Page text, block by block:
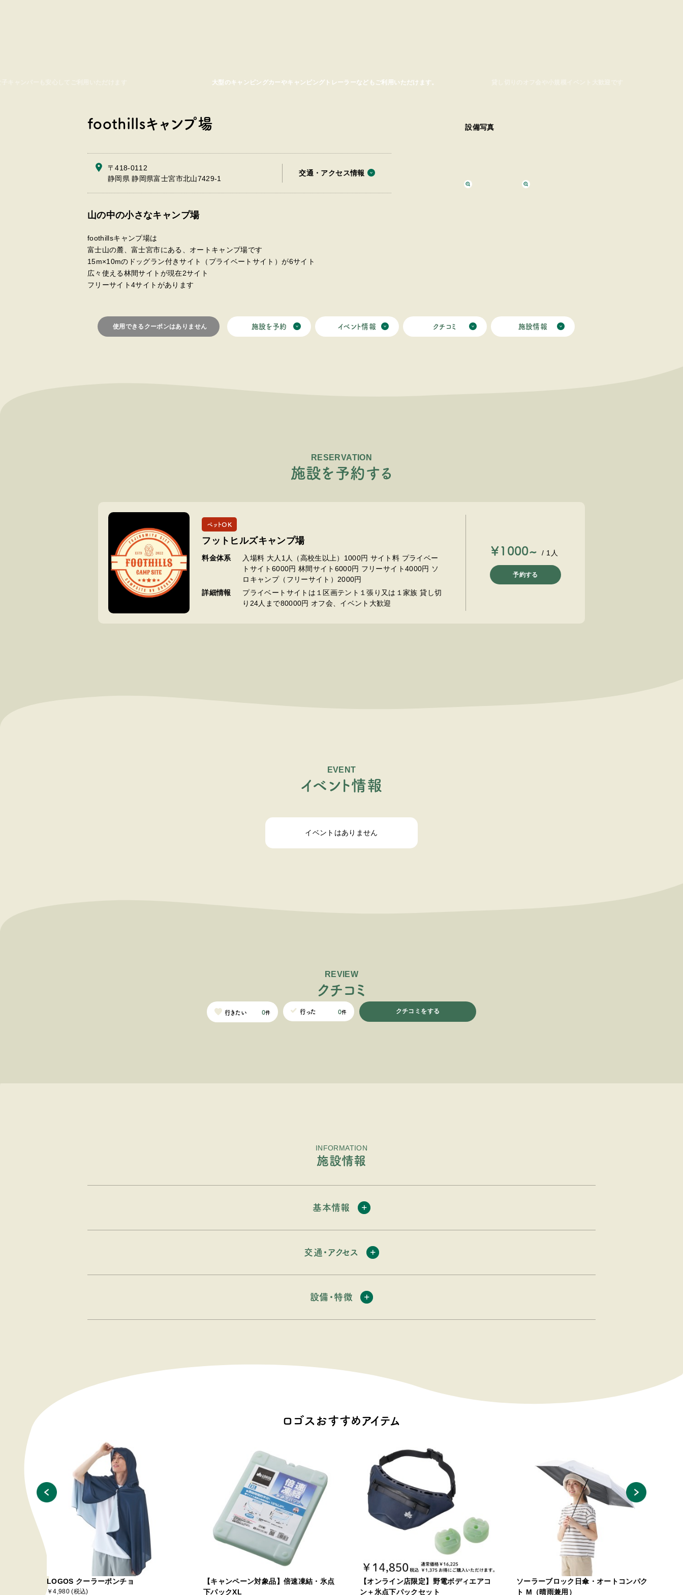
貸し切りのオフ会や小規模イベント大歓迎です
foothillsキャンプ場
施設を予約 イベント情報 クチコミ 施設情報
使用できるクーポンはありません
〒418-0112
静岡県 静岡県富士宮市北山7429-1
交通・アクセス情報
山の中の小さなキャンプ場
foothillsキャンプ場は
富士山の麓、富士宮市にある、オートキャンプ場です
15m×10mのドッグラン付きサイト（プライベートサイト）が6サイト
広々使える林間サイトが現在2サイト
フリーサイト4サイトがあります
設備写真
RESERVATION
施設を予約する
ペットOK
フットヒルズキャンプ場
料金体系
入場料 大人1人（高校生以上）1000円 サイト料 プライベー
トサイト6000円 林間サイト6000円 フリーサイト4000円 ソ
ロキャンプ（フリーサイト）2000円
詳細情報
プライベートサイトは１区画テント１張り又は１家族 貸し切
り24人まで80000円 オフ会、イベント大歓迎
￥1000~ / 1人
予約する
EVENT
イベ ン ト情報
イベントはありません
REVIEW
クチ コ ミ
行きたい 0件 行った 0件 クチコミをする
INFORMATION
施設情報
基本情報
交通・アクセス
設備・特徴
ロゴスおすすめアイテム
LOGOS クーラーポンチョ
￥4,980 (税込)
【キャンペーン対象品】倍速凍結・氷点
下パックXL
【オンライン店限定】野電ボディエアコ
ン＋氷点下パックセット
ソーラーブロック日傘・オートコンパク
ト M（晴雨兼用）